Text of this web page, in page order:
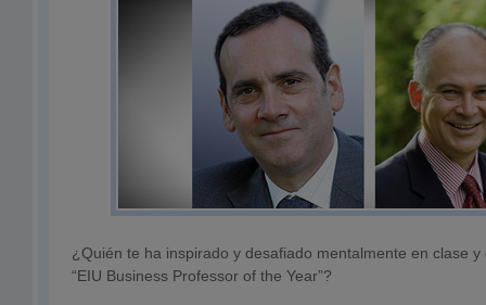
¿Quién te ha inspirado y desafiado mentalmente en clase
“EIU Business Professor of the Year”?